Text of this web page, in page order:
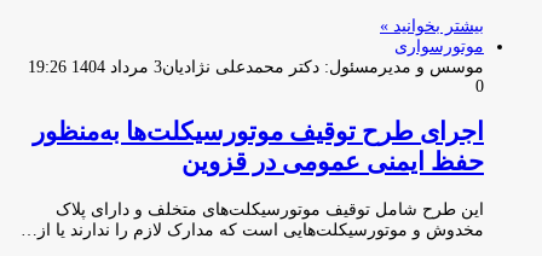
بیشتر بخوانید »
موتورسواری
موسس و مدیرمسئول: دکتر محمدعلی نژادیان3 مرداد 1404 19:26
0
اجرای طرح توقیف موتورسیکلت‌ها به‌منظور
حفظ ایمنی عمومی در قزوین
این طرح شامل توقیف موتورسیکلت‌های متخلف و دارای پلاک
مخدوش و موتورسیکلت‌هایی است که مدارک لازم را ندارند یا از…